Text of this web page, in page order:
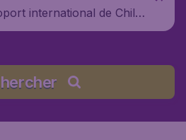
international de Chile